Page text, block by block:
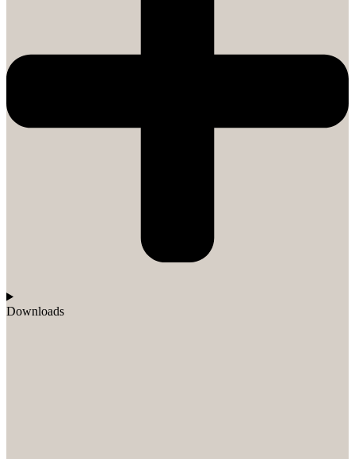
Downloads